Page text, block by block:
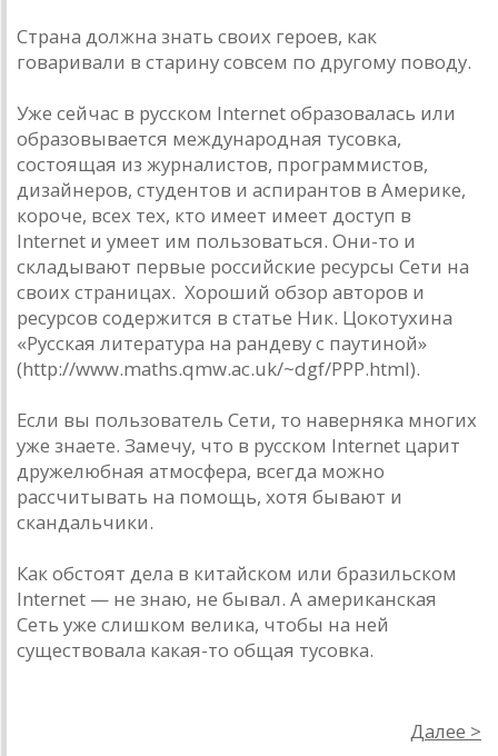
Страна должна знать своих героев, как
говаривали в старину совсем по другому поводу.
Уже сейчас в русском Internet образовалась или
образовывается международная тусовка,
состоящая из журналистов, программистов,
дизайнеров, студентов и аспирантов в Америке,
короче, всех тех, кто имеет имеет доступ в
Internet и умеет им пользоваться. Они-то и
складывают первые российские ресурсы Сети на
своих страницах. Хороший обзор авторов и
ресурсов содержится в статье Ник. Цокотухина
«Русская литература на рандеву с паутиной»
(http://www.maths.qmw.ac.uk/~dgf/PPP.html).
Если вы пользователь Сети, то наверняка многих
уже знаете. Замечу, что в русском Internet царит
дружелюбная атмосфера, всегда можно
рассчитывать на помощь, хотя бывают и
скандальчики.
Как обстоят дела в китайском или бразильском
Internet — не знаю, не бывал. А американская
Сеть уже слишком велика, чтобы на ней
существовала какая-то общая тусовка.
Далее >